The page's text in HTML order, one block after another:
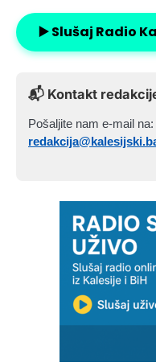
▶️ Slušaj Radio
📬 Kontakt
Pošaljite nam e-mail na: